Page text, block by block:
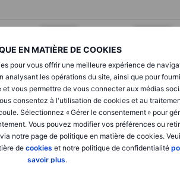
EN MATIÈRE DE COOKIES
pour vous offrir une meilleure expérience de
analysant les opérations du site, ainsi que pour
vous permettre de vous connecter aux médias
consentez à l'utilisation de cookies et au
Sélectionnez « Gérer le consentement » pour
Vous pouvez modifier vos préférences ou
notre page de politique en matière de cookies.
de cookies et notre politique de confidentialité
savoir plus.
XXXXXXX XXXXXXX
XXXXXXX
XXXXXXX XXXXXXX
XXXXXXX XXXXXXX
XXXXXXX XXXXXXX